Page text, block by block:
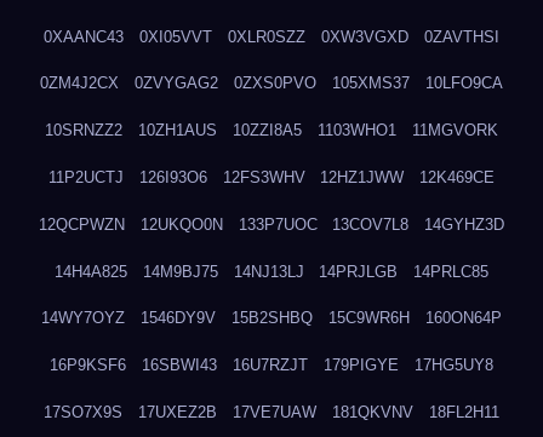
0XAANC43 0XI05VVT 0XLR0SZZ 0XW3VGXD 0ZAVTHSI
0ZM4J2CX 0ZVYGAG2 0ZXS0PVO 105XMS37 10LFO9CA
10SRNZZ2 10ZH1AUS 10ZZI8A5 1103WHO1 11MGVORK
11P2UCTJ 126I93O6 12FS3WHV 12HZ1JWW 12K469CE
12QCPWZN 12UKQO0N 133P7UOC 13COV7L8 14GYHZ3D
14H4A825 14M9BJ75 14NJ13LJ 14PRJLGB 14PRLC85
14WY7OYZ 1546DY9V 15B2SHBQ 15C9WR6H 160ON64P
16P9KSF6 16SBWI43 16U7RZJT 179PIGYE 17HG5UY8
17SO7X9S 17UXEZ2B 17VE7UAW 181QKVNV 18FL2H11